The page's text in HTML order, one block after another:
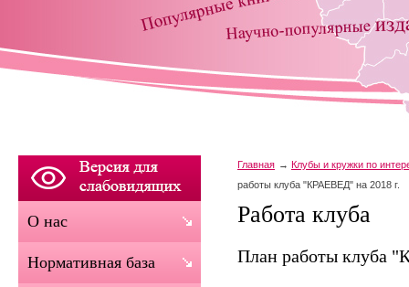
Главная
Клубы и кружки по
работы клуба "КРАЕВЕД" на 2018 г.
Работа клуба
План работы клуба
О нас
Нормативная база